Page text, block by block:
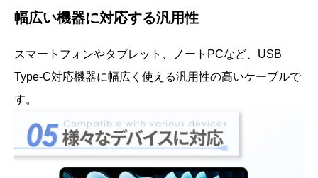
幅広い機器に対応する汎用性
スマートフォンやタブレット、ノートPCなど、USB
Type-C対応機器に幅広く使える汎用性の高いケーブルで
す。